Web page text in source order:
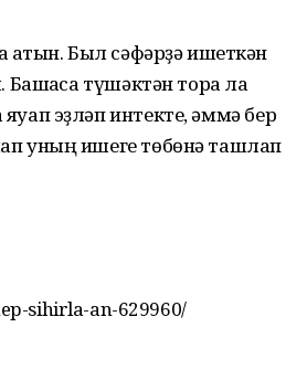
ҡатын. Был сәфәрҙә ишеткән
Башҡаса түшәктән тора ла
эҙләп интекте, әммә бер
уның ишеге төбөнә ташлап
sihirla-an-629960/